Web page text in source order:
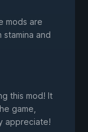
mods are
and
this mod! It
game,
appreciate!